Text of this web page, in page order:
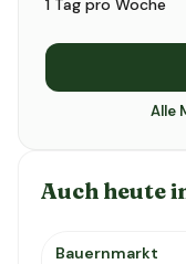
1 Tag pro Woche
Alle
Auch heute
Bauernmarkt